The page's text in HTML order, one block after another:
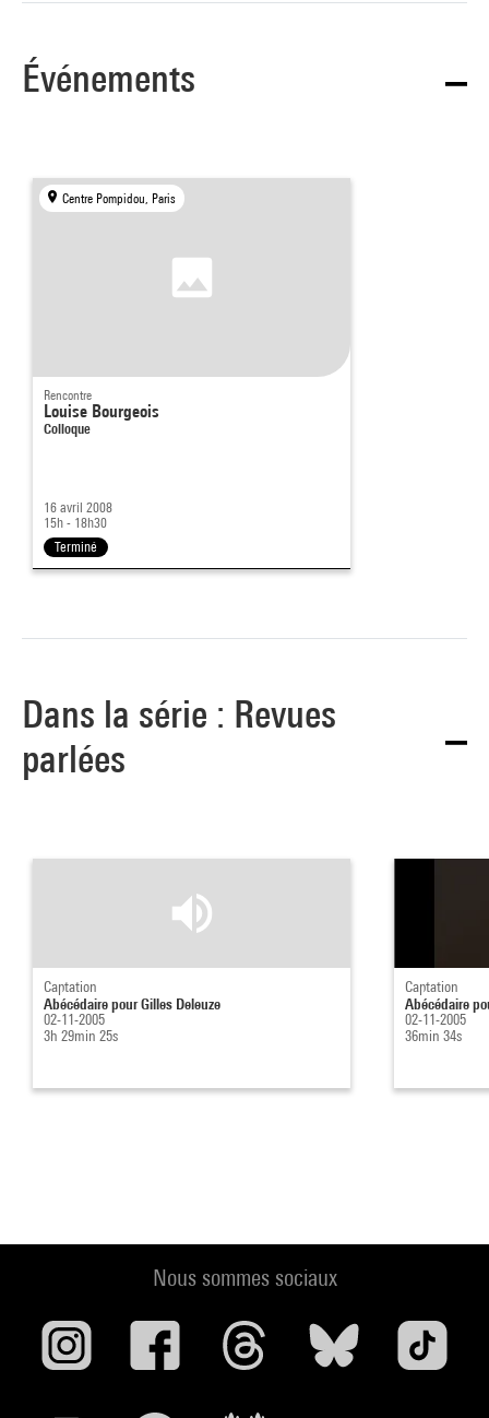
Événements
Centre Pompidou, Paris
Rencontre
Louise Bourgeois
Colloque
16 avril 2008
15h - 18h30
Terminé
Dans la série : Revues
parlées
Captation
Abécédaire pour Gilles Deleuze
02-11-2005
3h 29min 25s
Captation
Abécédaire
02-11-2005
36min 34s
Nous sommes sociaux